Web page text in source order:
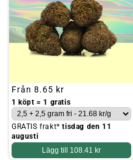
Ordinarie
pris
Från 8.65 kr
1 köpt = 1 gratis
GRATIS frakt*tisdag den 11
augusti
Lägg till 108.41 kr